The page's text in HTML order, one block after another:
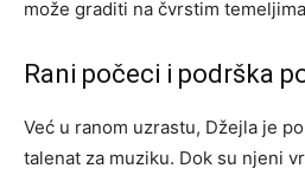
može graditi na čvrstim
Rani počeci i podrška
Već u ranom uzrastu, Džejla je
talenat za muziku. Dok su njeni